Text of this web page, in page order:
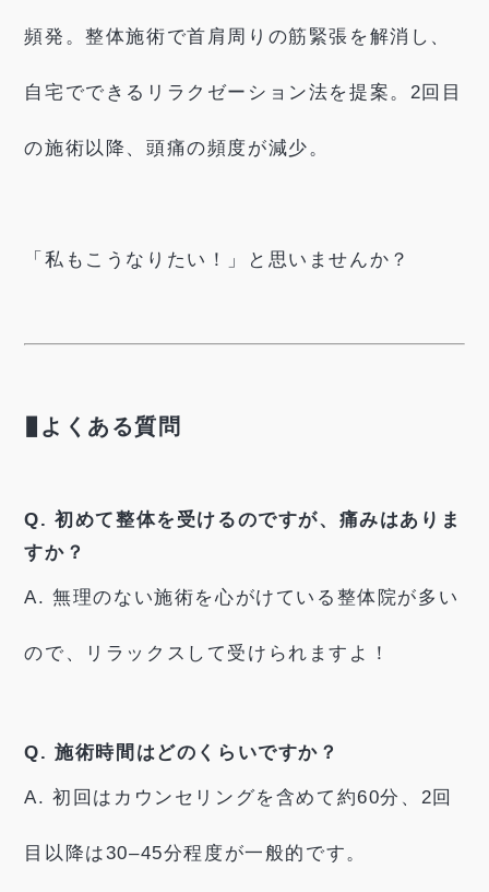
頻発。整体施術で首肩周りの筋緊張を解消し、
自宅でできるリラクゼーション法を提案。2回目
の施術以降、頭痛の頻度が減少。
「私もこうなりたい！」と思いませんか？
▮ よくある質問
Q. 初めて整体を受けるのですが、痛みはありま
すか？
A. 無理のない施術を心がけている整体院が多い
ので、リラックスして受けられますよ！
Q. 施術時間はどのくらいですか？
A. 初回はカウンセリングを含めて約60分、2回
目以降は30–45分程度が一般的です。